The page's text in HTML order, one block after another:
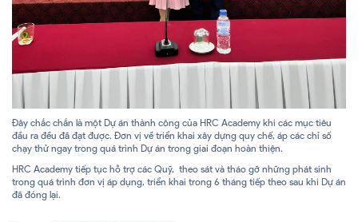
Đây chắc chắn là một Dự án thành công của HRC Academy khi các mục tiêu
đầu ra đều đã đạt được. Đơn vị về triển khai xây dựng quy chế, áp các chỉ số
chạy thử ngay trong quá trình Dự án trong giai đoạn hoàn thiện.
HRC Academy tiếp tục hỗ trợ các Quỹ, theo sát và tháo gỡ những phát sinh
trong quá trình đơn vị áp dụng, triển khai trong 6 tháng tiếp theo sau khi Dự án
đã đóng lại.